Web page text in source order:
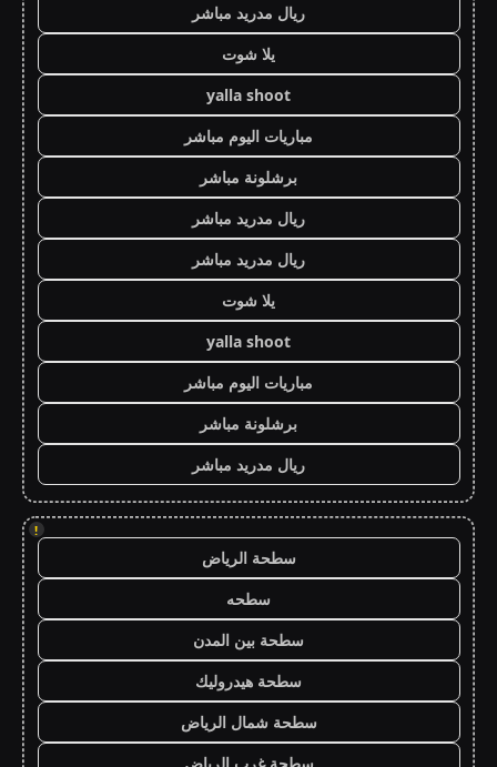
ريال مدريد مباشر
يلا شوت
yalla shoot
مباريات اليوم مباشر
برشلونة مباشر
ريال مدريد مباشر
ريال مدريد مباشر
يلا شوت
yalla shoot
مباريات اليوم مباشر
برشلونة مباشر
ريال مدريد مباشر
!
سطحة الرياض
سطحه
سطحة بين المدن
سطحة هيدروليك
سطحة شمال الرياض